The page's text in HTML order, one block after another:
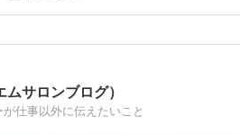
サロンブログ）
仕事以外に伝えたいこと